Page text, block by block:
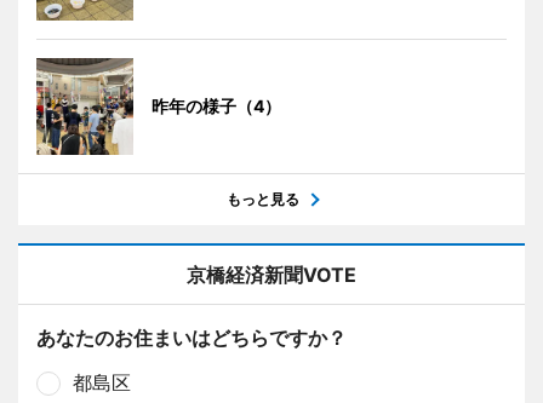
昨年の様子（4）
もっと見る
京橋経済新聞VOTE
あなたのお住まいはどちらですか？
都島区